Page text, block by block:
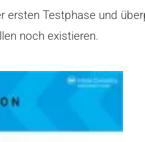
ersten Testphase und
noch existieren.